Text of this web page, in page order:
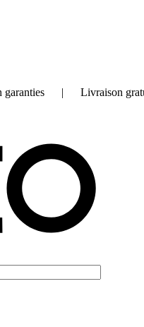
garanties | Livraison